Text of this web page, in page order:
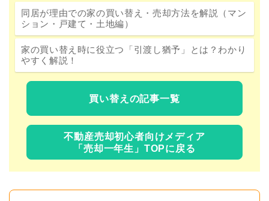
同居が理由での家の買い替え・売却方法を解説（マン
ション・戸建て・土地編）
家の買い替え時に役立つ「引渡し猶予」とは？わかり
やすく解説！
買い替えの記事一覧
不動産売却初心者向けメディア
「売却一年生」TOPに戻る